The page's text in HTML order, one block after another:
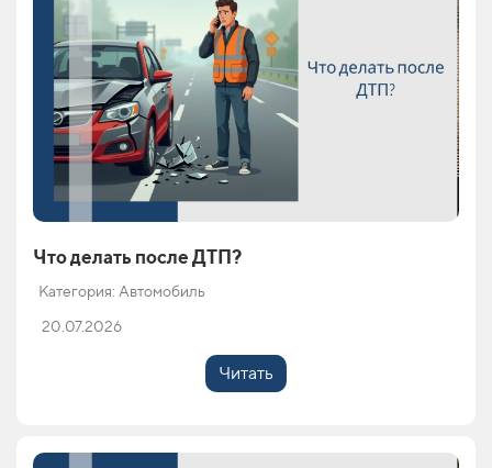
Что делать после ДТП?
Категория: Автомобиль
20.07.2026
Читать